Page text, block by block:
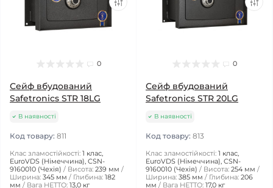
0
Сейф вбудований
Safetronics STR 18LG
В наявності
Код товару: 811
Клас зламостійкості: 1 клас,
EuroVDS (Німеччина), CSN-
9160010 (Чехія)
Висота: 239 мм
Ширина: 345 мм Глибина: 182
мм
Вага НЕТТО: 13,0 кг
0
Сейф вбудований
Safetronics STR 20LG
В наявності
Код товару: 813
Клас зламостійкості: 1 клас,
EuroVDS (Німеччина), CSN-
9160010 (Чехія)
Висота: 254 мм
Ширина: 385 мм Глибина: 206
мм
Вага НЕТТО: 17,0 кг